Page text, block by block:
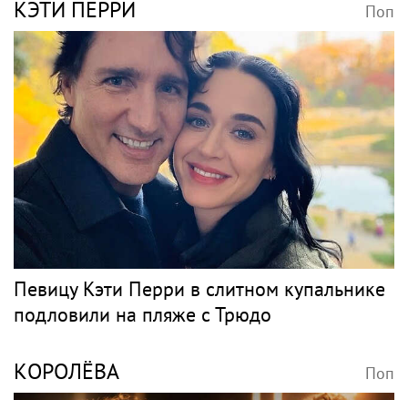
Балерина Волочкова
заявила, что не состоит
в отношениях с
молодым журналистом
Певица Анна
Семенович рассказала,
что улетела с
возлюбленным в
Европу
Анастасия Волочкова
взыскала с ТСЖ более
5,2 млн рублей за
Волочкова
раскритиковала
концерт Билана в
Москве за плохую
организацию
Здоровье в России и
мире